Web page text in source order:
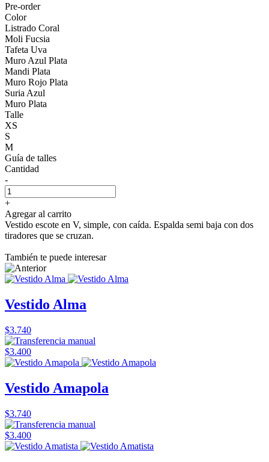
Pre-order
Color
Listrado Coral
Moli Fucsia
Tafeta Uva
Muro Azul Plata
Mandi Plata
Muro Rojo Plata
Suria Azul
Muro Plata
Talle
XS
S
M
Guía de talles
Cantidad
-
+
Agregar al carrito
Vestido escote en V, simple, con caída. Espalda semi baja con dos
tiradores que se cruzan.
También te puede interesar
Vestido Alma
$3.740
$3.400
Vestido Amapola
$3.740
$3.400